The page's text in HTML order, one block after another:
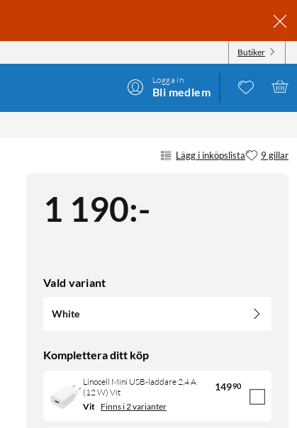
Butiker
Logga in
Bli medlem
Lägg i inköpslista 9 gillar
1 190:-
Vald variant
White
Komplettera ditt köp
Linocell Mini USB-laddare 2,4 A
(12 W) Vit
14990
Vit Finns i 2 varianter